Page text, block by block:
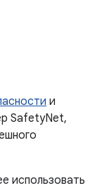
и
SafetyNet,
использовать